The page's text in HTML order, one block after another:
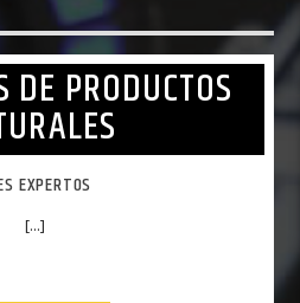
DE PRODUCTOS
EXPERTOS
[...]